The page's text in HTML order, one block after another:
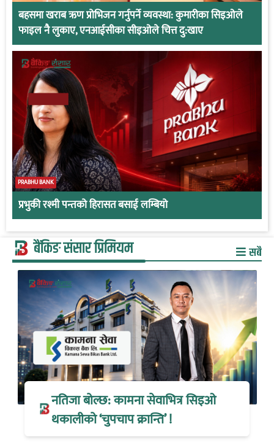
बहसमा खराब ऋण प्रोभिजन गर्नुपर्ने व्यवस्था: कुमारीका सिइओले
फाइल नै लुकाए, एनआईसीका सीइओले चित्त दु:खाए
PRABHU BANK
प्रभुकी रश्मी पन्तको हिरासत बसाई लम्बियो
बैंकिङ संसार प्रिमियम सबै
नतिजा बोल्छ: कामना सेवाभित्र सिइओ
थकालीको ‘चुपचाप क्रान्ति’ !